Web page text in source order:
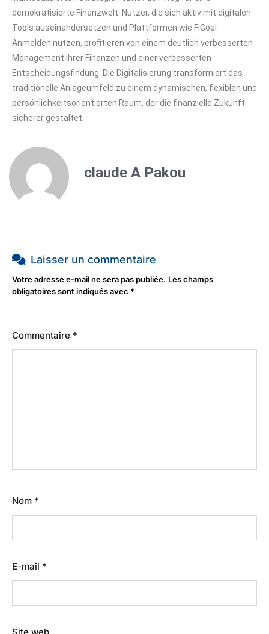
demokratisierte Finanzwelt. Nutzer, die sich aktiv mit digitalen
Tools auseinandersetzen und Plattformen wie FiGoal
Anmelden nutzen, profitieren von einem deutlich verbesserten
Management ihrer Finanzen und einer verbesserten
Entscheidungsfindung. Die Digitalisierung transformiert das
traditionelle Anlageumfeld zu einem dynamischen, flexiblen und
persönlichkeitsorientierten Raum, der die finanzielle Zukunft
sicherer gestaltet.
claude A Pakou
Laisser un commentaire
Votre adresse e-mail ne sera pas publiée. Les champs
obligatoires sont indiqués avec *
Commentaire *
Nom *
E-mail *